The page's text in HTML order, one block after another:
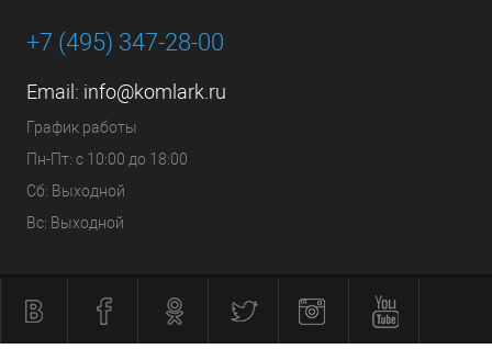
+7 (495) 347-28-00
Email: info@komlark.ru
График работы
Пн-Пт: с 10:00 до 18:00
Сб: Выходной
Вс: Выходной